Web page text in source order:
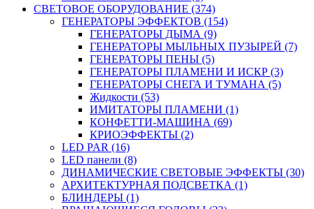
СВЕТОВОЕ ОБОРУДОВАНИЕ (374)
ГЕНЕРАТОРЫ ЭФФЕКТОВ (154)
ГЕНЕРАТОРЫ ДЫМА (9)
ГЕНЕРАТОРЫ МЫЛЬНЫХ ПУЗЫРЕЙ (7)
ГЕНЕРАТОРЫ ПЕНЫ (5)
ГЕНЕРАТОРЫ ПЛАМЕНИ И ИСКР (3)
ГЕНЕРАТОРЫ СНЕГА И ТУМАНА (5)
Жидкости (53)
ИМИТАТОРЫ ПЛАМЕНИ (1)
КОНФЕТТИ-МАШИНА (69)
КРИОЭФФЕКТЫ (2)
LED PAR (16)
LED панели (8)
ДИНАМИЧЕСКИЕ СВЕТОВЫЕ ЭФФЕКТЫ (30)
АРХИТЕКТУРНАЯ ПОДСВЕТКА (1)
БЛИНДЕРЫ (1)